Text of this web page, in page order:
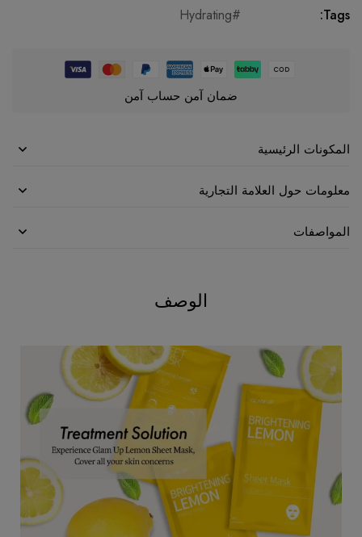
Tags:
Hydrating
ضمان آمن حساب آمن
المكونات الرئيسية
معلومات حول العلامة التجارية
المواصفات
الوصف